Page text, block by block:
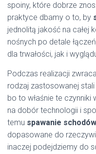
spoiny, które dobrze
praktyce dbamy o to, by
jednolitą jakość na całej
nośnych po detale
dla trwałości, jak i
Podczas realizacji
rodzaj zastosowanej
bo to właśnie te czynniki
na dobór technologii i
temu spawanie
dopasowane do
inaczej podejdziemy do